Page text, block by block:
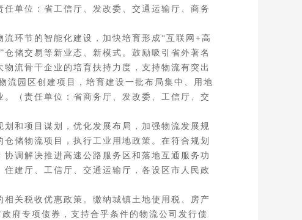
单位：省工信厅、发改委、交通运输厅、商务
环节的智能化建设，加快培育形成“互联网+高
储交易等新业态、新模式。鼓励吸引省外著名
流骨干企业的培育扶持力度，支持物流有突出
流园区创建项目，培育建设一批布局集中、用地
（责任单位：省商务厅、发改委、工信厅、交
和项目谋划，优化发展布局，加强物流发展规
储物流项目，执行工业用地政策。在符合规划
调解决推进高速公路服务区和落地互通服务功
建厅、工信厅、交通运输厅，各设区市人民政
关税收优惠政策。缴纳城镇土地使用税、房产
府专项债券，支持合乎条件的物流公司发行债